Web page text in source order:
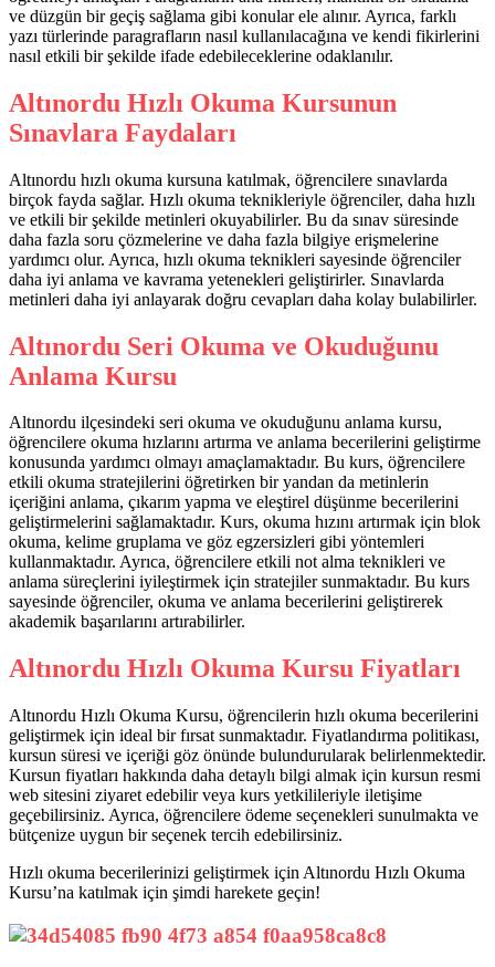
ve düzgün bir geçiş sağlama gibi konular ele alınır. Ayrıca, farklı
yazı türlerinde paragrafların nasıl kullanılacağına ve kendi fikirlerini
nasıl etkili bir şekilde ifade edebileceklerine odaklanılır.
Altınordu Hızlı Okuma Kursunun
Sınavlara Faydaları
Altınordu hızlı okuma kursuna katılmak, öğrencilere sınavlarda
birçok fayda sağlar. Hızlı okuma teknikleriyle öğrenciler, daha hızlı
ve etkili bir şekilde metinleri okuyabilirler. Bu da sınav süresinde
daha fazla soru çözmelerine ve daha fazla bilgiye erişmelerine
yardımcı olur. Ayrıca, hızlı okuma teknikleri sayesinde öğrenciler
daha iyi anlama ve kavrama yetenekleri geliştirirler. Sınavlarda
metinleri daha iyi anlayarak doğru cevapları daha kolay bulabilirler.
Altınordu Seri Okuma ve Okuduğunu
Anlama Kursu
Altınordu ilçesindeki seri okuma ve okuduğunu anlama kursu,
öğrencilere okuma hızlarını artırma ve anlama becerilerini geliştirme
konusunda yardımcı olmayı amaçlamaktadır. Bu kurs, öğrencilere
etkili okuma stratejilerini öğretirken bir yandan da metinlerin
içeriğini anlama, çıkarım yapma ve eleştirel düşünme becerilerini
geliştirmelerini sağlamaktadır. Kurs, okuma hızını artırmak için blok
okuma, kelime gruplama ve göz egzersizleri gibi yöntemleri
kullanmaktadır. Ayrıca, öğrencilere etkili not alma teknikleri ve
anlama süreçlerini iyileştirmek için stratejiler sunmaktadır. Bu kurs
sayesinde öğrenciler, okuma ve anlama becerilerini geliştirerek
akademik başarılarını artırabilirler.
Altınordu Hızlı Okuma Kursu Fiyatları
Altınordu Hızlı Okuma Kursu, öğrencilerin hızlı okuma becerilerini
geliştirmek için ideal bir fırsat sunmaktadır. Fiyatlandırma politikası,
kursun süresi ve içeriği göz önünde bulundurularak belirlenmektedir.
Kursun fiyatları hakkında daha detaylı bilgi almak için kursun resmi
web sitesini ziyaret edebilir veya kurs yetkilileriyle iletişime
geçebilirsiniz. Ayrıca, öğrencilere ödeme seçenekleri sunulmakta ve
bütçenize uygun bir seçenek tercih edebilirsiniz.
Hızlı okuma becerilerinizi geliştirmek için Altınordu Hızlı Okuma
Kursu’na katılmak için şimdi harekete geçin!